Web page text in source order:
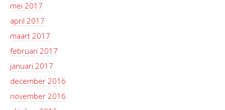
mei 2017
april 2017
maart 2017
februari 2017
januari 2017
december 2016
november 2016